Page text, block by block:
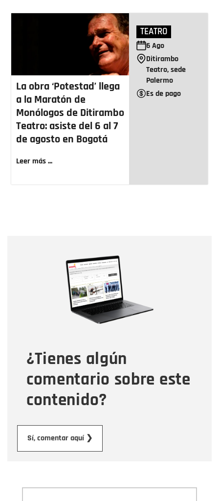
La obra ‘Potestad’ llega
a la Maratón de
Monólogos de Ditirambo
Teatro: asiste del 6 al 7
de agosto en Bogotá
Leer más ...
TEATRO
6Ago
Ditirambo
Teatro, sede
Palermo
Es de pago
¿Tienes algún
comentario sobre este
contenido?
Sí, comentar aquí ❯
Correo electrónico
Tipo de comentario
Mensaje